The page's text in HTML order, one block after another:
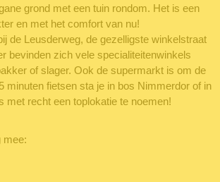
grond met een tuin rondom. Het is een
en met het comfort van nu!
de Leusderweg, de gezelligste winkelstraat
bevinden zich vele specialiteitenwinkels
of slager. Ook de supermarkt is om de
minuten fietsen sta je in bos Nimmerdor of in
met recht een toplokatie te noemen!
mee: